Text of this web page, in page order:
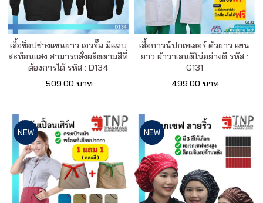
เสื้อช็อปช่างแขนยาว เอวจั๊ม มีแถบ
สะท้อนแสง สามารถสั่งผลิตตามสีที่
ต้องการได้ รหัส : D134
509.00 บาท
เสื้อกาวน์ปกเทเลอร์ ตัวยาว แขน
ยาว ผ้าวาเลนติโน่อย่างดี รหัส :
G131
499.00 บาท
NEW NEW